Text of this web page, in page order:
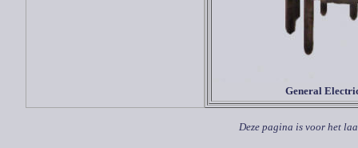
General
Deze pagina is voor het